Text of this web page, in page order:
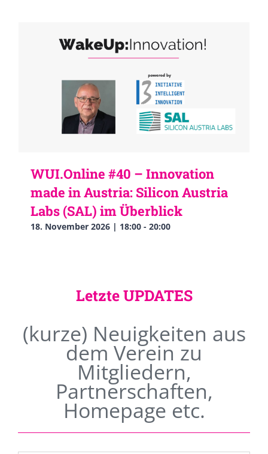
WUI.Online #40 – Innovation
made in Austria: Silicon Austria
Labs (SAL) im Überblick
18. November 2026 | 18:00 - 20:00
Letzte UPDATES
(kurze) Neuigkeiten aus
dem Verein zu
Mitgliedern,
Partnerschaften,
Homepage etc.